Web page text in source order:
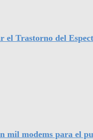
el Trastorno del
mil modems para el